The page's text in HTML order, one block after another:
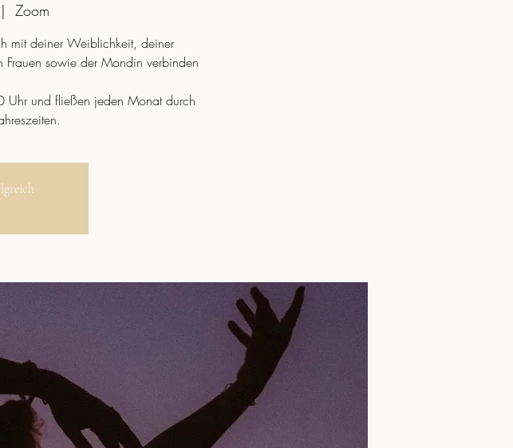
Zoom
mit deiner Weiblichkeit, deiner
sowie der Mondin verbinden
und fließen jeden Monat durch